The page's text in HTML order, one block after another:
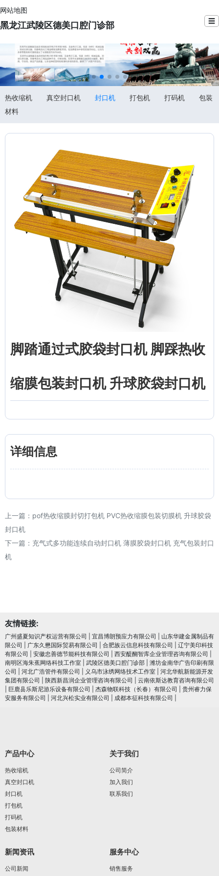
网站地图
黑龙江武陵区德美口腔门诊部 ☰
热收缩机 真空封口机 封口机 打包机 打码机
包装
材料
脚踏通过式胶袋封口机 脚踩热收
缩膜包装封口机 升球胶袋封口机
详细信息
上一篇： pof热收缩膜封切打包机 PVC热收缩膜包装切膜机 升球胶袋
封口机
下一篇： 充气式多功能连续自动封口机 薄膜胶袋封口机 充气包装封口
机
友情链接:
广州盛夏知识产权运营有限公司 宜昌博朗预应力有限公司
山东华建金属制品有
限公司
广东久懋国际贸易有限公司 合肥族云信息科技有限公司
辽宁美印科技
有限公司
安徽忠善德节能科技有限公司 西安醍醐智库企业管理咨询有限公司
南明区海朱蕉网络科技工作室
武陵区德美口腔门诊部
潍坊金南华广告印刷有限
公司
河北广浩管件有限公司 义乌市泳绣网络技术工作室
河北华航新能源开发
集团有限公司
陕西新昌润企业管理咨询有限公司
云南依斯达教育咨询有限公司
巨鹿县乐斯尼游乐设备有限公司 杰森物联科技（长春）有限公司
贵州睿力保
安服务有限公司
河北兴松实业有限公司 成都本征科技有限公司
产品中心
热收缩机
真空封口机
封口机
打包机
打码机
包装材料
关于我们
公司简介
加入我们
联系我们
新闻资讯
公司新闻
服务中心
销售服务